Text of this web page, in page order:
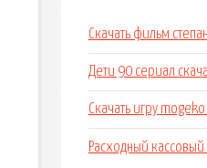
Скачать фильм
Дети 90 сериал
Скачать игру
Расходный